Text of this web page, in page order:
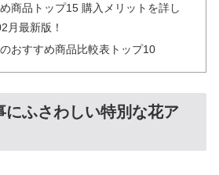
商品トップ15 購入メリットを詳し
月最新版！
おすすめ商品比較表トップ10
にふさわしい特別な花ア